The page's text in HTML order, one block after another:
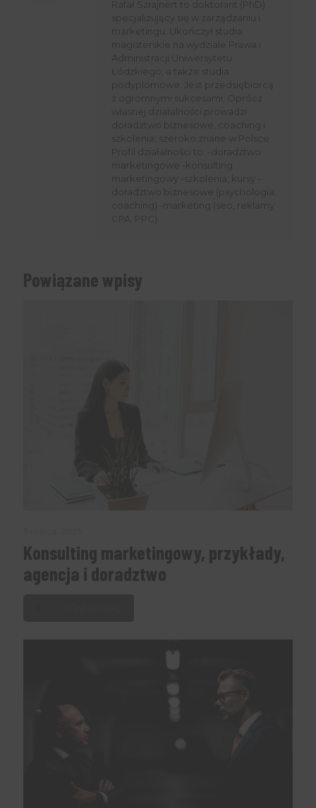
Rafał Szrajnert to doktorant (PhD)
specjalizujący się w zarządzaniu i
marketingu. Ukończył studia
magisterskie na wydziale Prawa i
Administracji Uniwersytetu
Łódzkiego, a także studia
podyplomowe. Jest przedsiębiorcą
z ogromnymi sukcesami, Oprócz
własnej działalności prowadzi
doradztwo biznesowe, coaching i
szkolenia, szeroko znane w Polsce.
Profil działalności to: -doradztwo
marketingowe -konsulting
marketingowy -szkolenia, kursy -
doradztwo biznesowe (psychologia,
coaching) -marketing (seo, reklamy
CPA, PPC)
Powiązane wpisy
Konsulting marketingowy, przykłady,
agencja i doradztwo